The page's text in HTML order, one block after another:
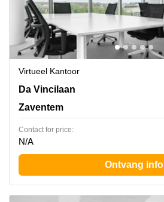
Virtueel Kantoor
Da Vincilaan 9, Zaventem
Da Vincilaan
Zaventem
Contact for price:
N/A
Ontvang info